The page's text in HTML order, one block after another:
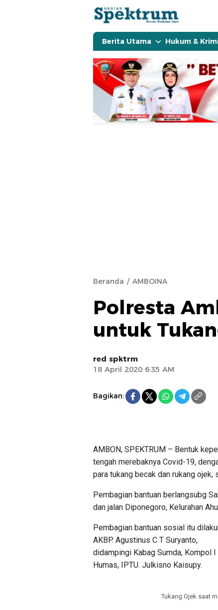
spektrumonline.com
Berita Utama Hukum &
Beranda AMBOINA
Polresta
untuk
red spktrm
18 April 2020 6:35 AM
Bagikan:
AMBON, SPEKTRUM – Bentuk
tengah merebaknya Covid-19,
para tukang becak dan rukang ojek,
Pembagian bantuan berlangsubg
dan jalan Diponegoro, Kelurahan
Pembagian bantuan sosial itu
AKBP. Agustinus C T Suryanto,
didampingi Kabag Sumda, Kompol
Humas, IPTU. Julkisno Kaisupy.
Tukang Ojek saat